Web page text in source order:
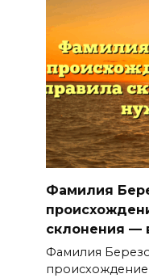
Фамилия
склонения —
Фамилия